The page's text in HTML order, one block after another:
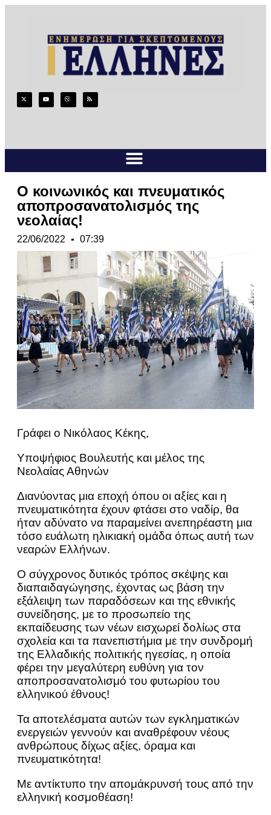
Ο κοινωνικός και πνευματικός
αποπροσανατολισμός της
νεολαίας!
22/06/2022 07:39
Γράφει ο Νικόλαος Κέκης,
Υποψήφιος Βουλευτής και μέλος της
Νεολαίας Αθηνών
Διανύοντας μια εποχή όπου οι αξίες και η
πνευματικότητα έχουν φτάσει στο ναδίρ, θα
ήταν αδύνατο να παραμείνει ανεπηρέαστη μια
τόσο ευάλωτη ηλικιακή ομάδα όπως αυτή των
νεαρών Ελλήνων.
Ο σύγχρονος δυτικός τρόπος σκέψης και
διαπαιδαγώγησης, έχοντας ως βάση την
εξάλειψη των παραδόσεων και της εθνικής
συνείδησης, με το προσωπείο της
εκπαίδευσης των νέων εισχωρεί δολίως στα
σχολεία και τα πανεπιστήμια με την συνδρομή
της Ελλαδικής πολιτικής ηγεσίας, η οποία
φέρει την μεγαλύτερη ευθύνη για τον
αποπροσανατολισμό του φυτωρίου του
ελληνικού έθνους!
Τα αποτελέσματα αυτών των εγκληματικών
ενεργειών γεννούν και αναθρέφουν νέους
ανθρώπους δίχως αξίες, όραμα και
πνευματικότητα!
Με αντίκτυπο την απομάκρυνσή τους από την
ελληνική κοσμοθέαση!